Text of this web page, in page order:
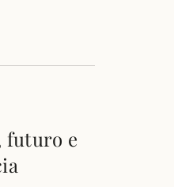
futuro e